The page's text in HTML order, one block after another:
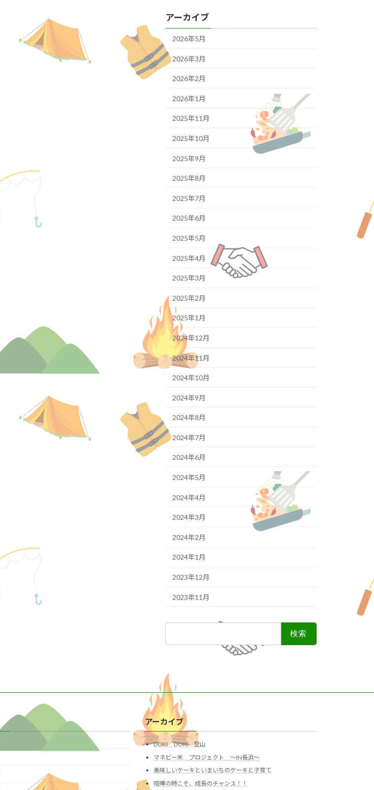
アーカイブ
2026年5月
2026年3月
2026年2月
2026年1月
2025年11月
2025年10月
2025年9月
2025年8月
2025年7月
2025年6月
2025年5月
2025年4月
2025年3月
2025年2月
2025年1月
2024年12月
2024年11月
2024年10月
2024年9月
2024年8月
2024年7月
2024年6月
2024年5月
2024年4月
2024年3月
2024年2月
2024年1月
2023年12月
2023年11月
アーカイブ
DOKI DOKI 登山
マネビー米 プロジェクト ～IN長浜～
美味しいケーキといまいちのケーキと子育て
喧嘩の時こそ、成長のチャンス！！